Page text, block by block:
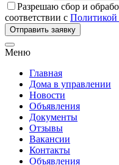
Разрешаю сбор и
соответствии с Политикой
Отправить заявку
Меню
Главная
Дома в управлении
Новости
Объявления
Документы
Отзывы
Вакансии
Контакты
Объявления